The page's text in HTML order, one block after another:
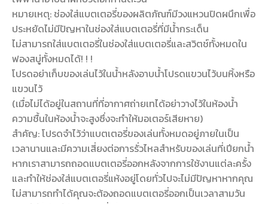
หมายเหตุ: ช่องใส่แบตเตอรี่ของผลิตภัณฑ์มีวงแหวนปิดผนึกเพื่อ
ประหยัดไม่มีปัญหาในช่องใส่แบตเตอรี่ที่มีน้ำกระเด็น
ไม่สามารถใส่แบตเตอรี่ในช่องใส่แบตเตอรี่และสวิตช์ทั้งหมดใน
ฟองสบู่ทั้งหมดได้! ! !
โปรดอย่าเก็บของเล่นไว้ในน้ำหลังอาบน้ำโปรดแขวนไว้บนหิ้งหรือ
แขวนไว้
(เมื่อไม่ได้อยู่ในสถานที่ที่อากาศถ่ายเทได้อย่าวางไว้ในห้องน้ำ
ความชื้นในห้องน้ำจะสูงซึ่งจะทำให้มอเตอร์เสียหาย)
สำคัญ: โปรดจำไว้ว่าแบตเตอรี่ของเล่นทั้งหมดอยู่ภายในเป็น
เวลานานและมีความเสี่ยงต่อการรั่วไหลสำหรับของเล่นที่เปียกน้ำ
หากเราสามารถถอดแบตเตอรี่ออกหลังจากการใช้งานแต่ละครั้ง
และทำให้ช่องใส่แบตเตอรี่แห้งอยู่โดยทั่วไปจะไม่มีปัญหาหากคุณ
ไม่สามารถทำได้คุณจะต้องถอดแบตเตอรี่ออกเป็นเวลาสามวัน